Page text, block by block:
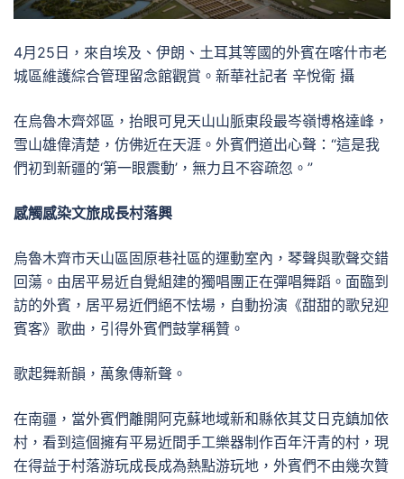
4月25日，來自埃及、伊朗、土耳其等國的外賓在喀什市老
城區維護綜合管理留念館觀賞。新華社記者 辛悅衛 攝
在烏魯木齊郊區，抬眼可見天山山脈東段最岑嶺博格達峰，
雪山雄偉清楚，仿佛近在天涯。外賓們道出心聲：“這是我
們初到新疆的‘第一眼震動’，無力且不容疏忽。”
感觸感染文旅成長村落興
烏魯木齊市天山區固原巷社區的運動室內，琴聲與歌聲交錯
回蕩。由居平易近自覺組建的獨唱團正在彈唱舞蹈。面臨到
訪的外賓，居平易近們絕不怯場，自動扮演《甜甜的歌兒迎
賓客》歌曲，引得外賓們鼓掌稱贊。
歌起舞新韻，萬象傳新聲。
在南疆，當外賓們離開阿克蘇地域新和縣依其艾日克鎮加依
村，看到這個擁有平易近間手工樂器制作百年汗青的村，現
在得益于村落游玩成長成為熱點游玩地，外賓們不由幾次贊